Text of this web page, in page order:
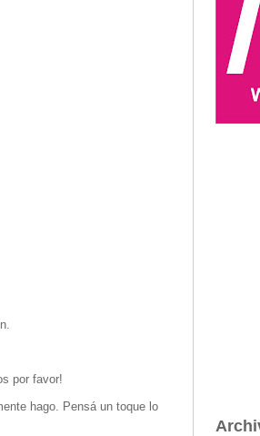
por favor!
hago. Pensá un toque lo